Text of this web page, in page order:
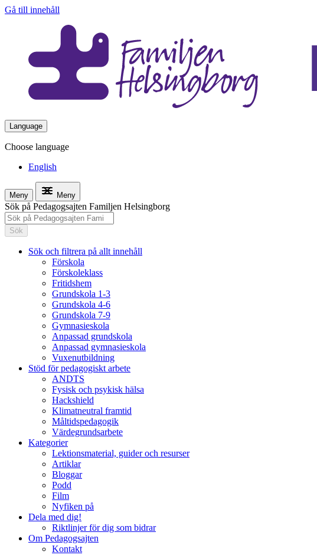
Gå till innehåll
Language
Choose language
English
Meny Meny
Sök på Pedagogsajten Familjen Helsingborg
Sök
Sök och filtrera på allt innehåll
Förskola
Förskoleklass
Fritidshem
Grundskola 1-3
Grundskola 4-6
Grundskola 7-9
Gymnasieskola
Anpassad grundskola
Anpassad gymnasieskola
Vuxenutbildning
Stöd för pedagogiskt arbete
ANDTS
Fysisk och psykisk hälsa
Hackshield
Klimatneutral framtid
Måltidspedagogik
Värdegrundsarbete
Kategorier
Lektionsmaterial, guider och resurser
Artiklar
Bloggar
Podd
Film
Nyfiken på
Dela med dig!
Riktlinjer för dig som bidrar
Om Pedagogsajten
Kontakt